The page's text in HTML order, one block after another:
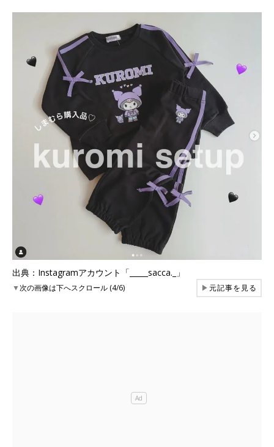
出典：Instagramアカウント「_____sacca._」
▼次の画像は下へスクロール (4/6) ▶元記事を見る